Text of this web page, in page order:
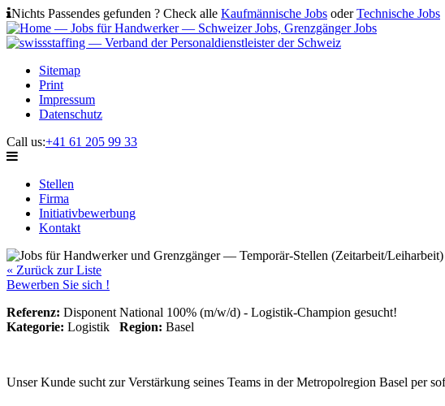
Nichts Passendes gefunden ? Check alle Kaufmännische Jobs oderTechnische Jobs
Sitemap
Print
Impressum
Datenschutz
Call us:+41 61 205 99 33
Stellen
Firma
Initiativbewerbung
Kontakt
« Zurück zur Liste
Bewerben Sie sich !
Referenz: Disponent National 100% (m/w/d) - Logistik-Champion gesucht!
Kategorie: Logistik Region: Basel
Unser Kunde sucht zur Verstärkung seines Teams in der Metropolregion Basel per